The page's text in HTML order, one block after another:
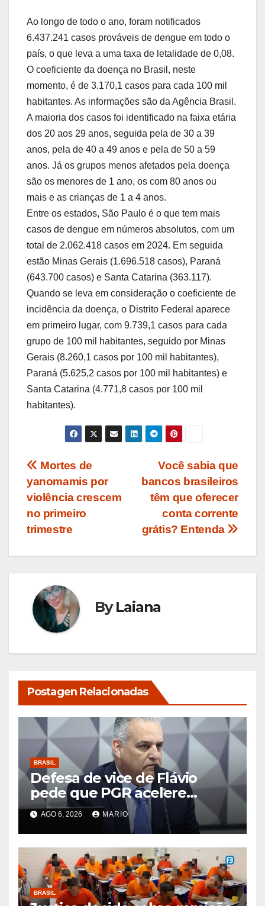
Ao longo de todo o ano, foram notificados
6.437.241 casos prováveis de dengue em todo o
país, o que leva a uma taxa de letalidade de 0,08.
O coeficiente da doença no Brasil, neste
momento, é de 3.170,1 casos para cada 100 mil
habitantes. As informações são da Agência Brasil.
A maioria dos casos foi identificado na faixa etária
dos 20 aos 29 anos, seguida pela de 30 a 39
anos, pela de 40 a 49 anos e pela de 50 a 59
anos. Já os grupos menos afetados pela doença
são os menores de 1 ano, os com 80 anos ou
mais e as crianças de 1 a 4 anos.
Entre os estados, São Paulo é o que tem mais
casos de dengue em números absolutos, com um
total de 2.062.418 casos em 2024. Em seguida
estão Minas Gerais (1.696.518 casos), Paraná
(643.700 casos) e Santa Catarina (363.117).
Quando se leva em consideração o coeficiente de
incidência da doença, o Distrito Federal aparece
em primeiro lugar, com 9.739,1 casos para cada
grupo de 100 mil habitantes, seguido por Minas
Gerais (8.260,1 casos por 100 mil habitantes),
Paraná (5.625,2 casos por 100 mil habitantes) e
Santa Catarina (4.771,8 casos por 100 mil
habitantes).
Navegação
de
Post
Você sabia que
bancos brasileiros
têm que oferecer
conta corrente
grátis? Entenda
Mortes de
yanomamis por
violência crescem
no primeiro
trimestre
ByLaiana
Postagen Relacionadas
BRASIL
Defesa de vice de Flávio
pede que PGR acelere
exame de DNA que afastaria
suspeita de estupro
AGO 6, 2026 MARIO
BRASIL